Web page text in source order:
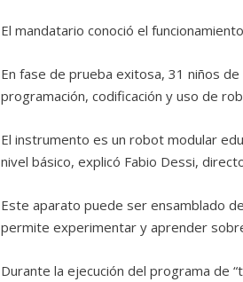
El mandatario conoció el
En fase de prueba exitosa, 31 niños
programación, codificación y uso de
El instrumento es un robot modular
nivel básico, explicó Fabio Dessi,
Este aparato puede ser ensamblado
permite experimentar y aprender
Durante la ejecución del programa de